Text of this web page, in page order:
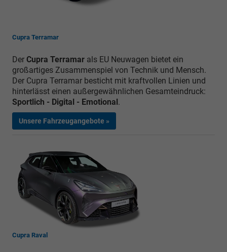
Cupra Terramar
Der Cupra Terramar als EU Neuwagen bietet ein
großartiges Zusammenspiel von Technik und Mensch.
Der Cupra Terramar besticht mit kraftvollen Linien und
hinterlässt einen außergewähnlichen Gesamteindruck:
Sportlich - Digital - Emotional.
Unsere Fahrzeugangebote »
Cupra Raval